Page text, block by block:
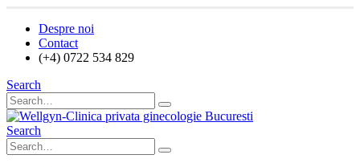
Despre noi
Contact
(+4) 0722 534 829
Search
Search